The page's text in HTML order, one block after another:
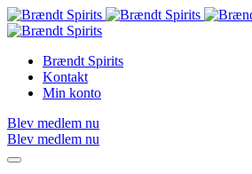
Brændt Spirits
Kontakt
Min konto
Blev medlem nu
Blev medlem nu